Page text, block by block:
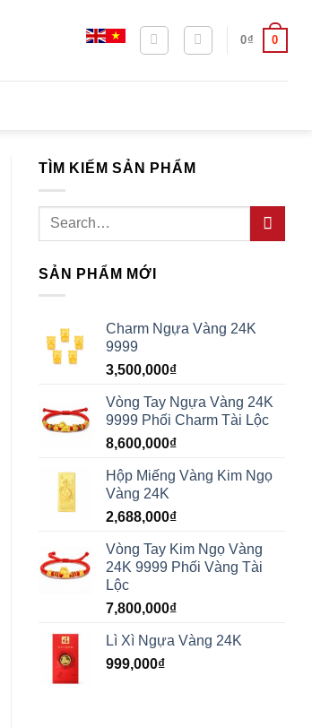
0₫ 0
TÌM KIẾM SẢN PHẨM
Search
SẢN PHẨM MỚI
Charm Ngựa Vàng 24K
9999
3,500,000₫
Vòng Tay Ngựa Vàng 24K
9999 Phối Charm Tài Lộc
8,600,000₫
Hộp Miếng Vàng Kim Ngọ
Vàng 24K
2,688,000₫
Vòng Tay Kim Ngọ Vàng
24K 9999 Phối Vàng Tài
Lộc
7,800,000₫
Lì Xì Ngựa Vàng 24K
999,000₫